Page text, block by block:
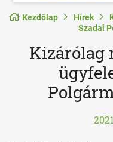
Kezdőlap Hírek
Szadai
Kizárólag